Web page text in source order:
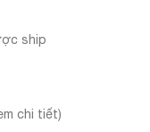
ship
chi tiết)